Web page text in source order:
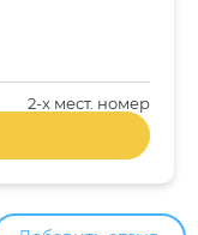
2-x мест. номер